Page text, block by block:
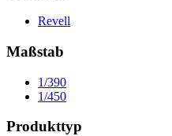
Revell
Maßstab
1/390
1/450
Produkttyp